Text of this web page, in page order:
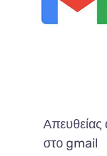
στο gmail